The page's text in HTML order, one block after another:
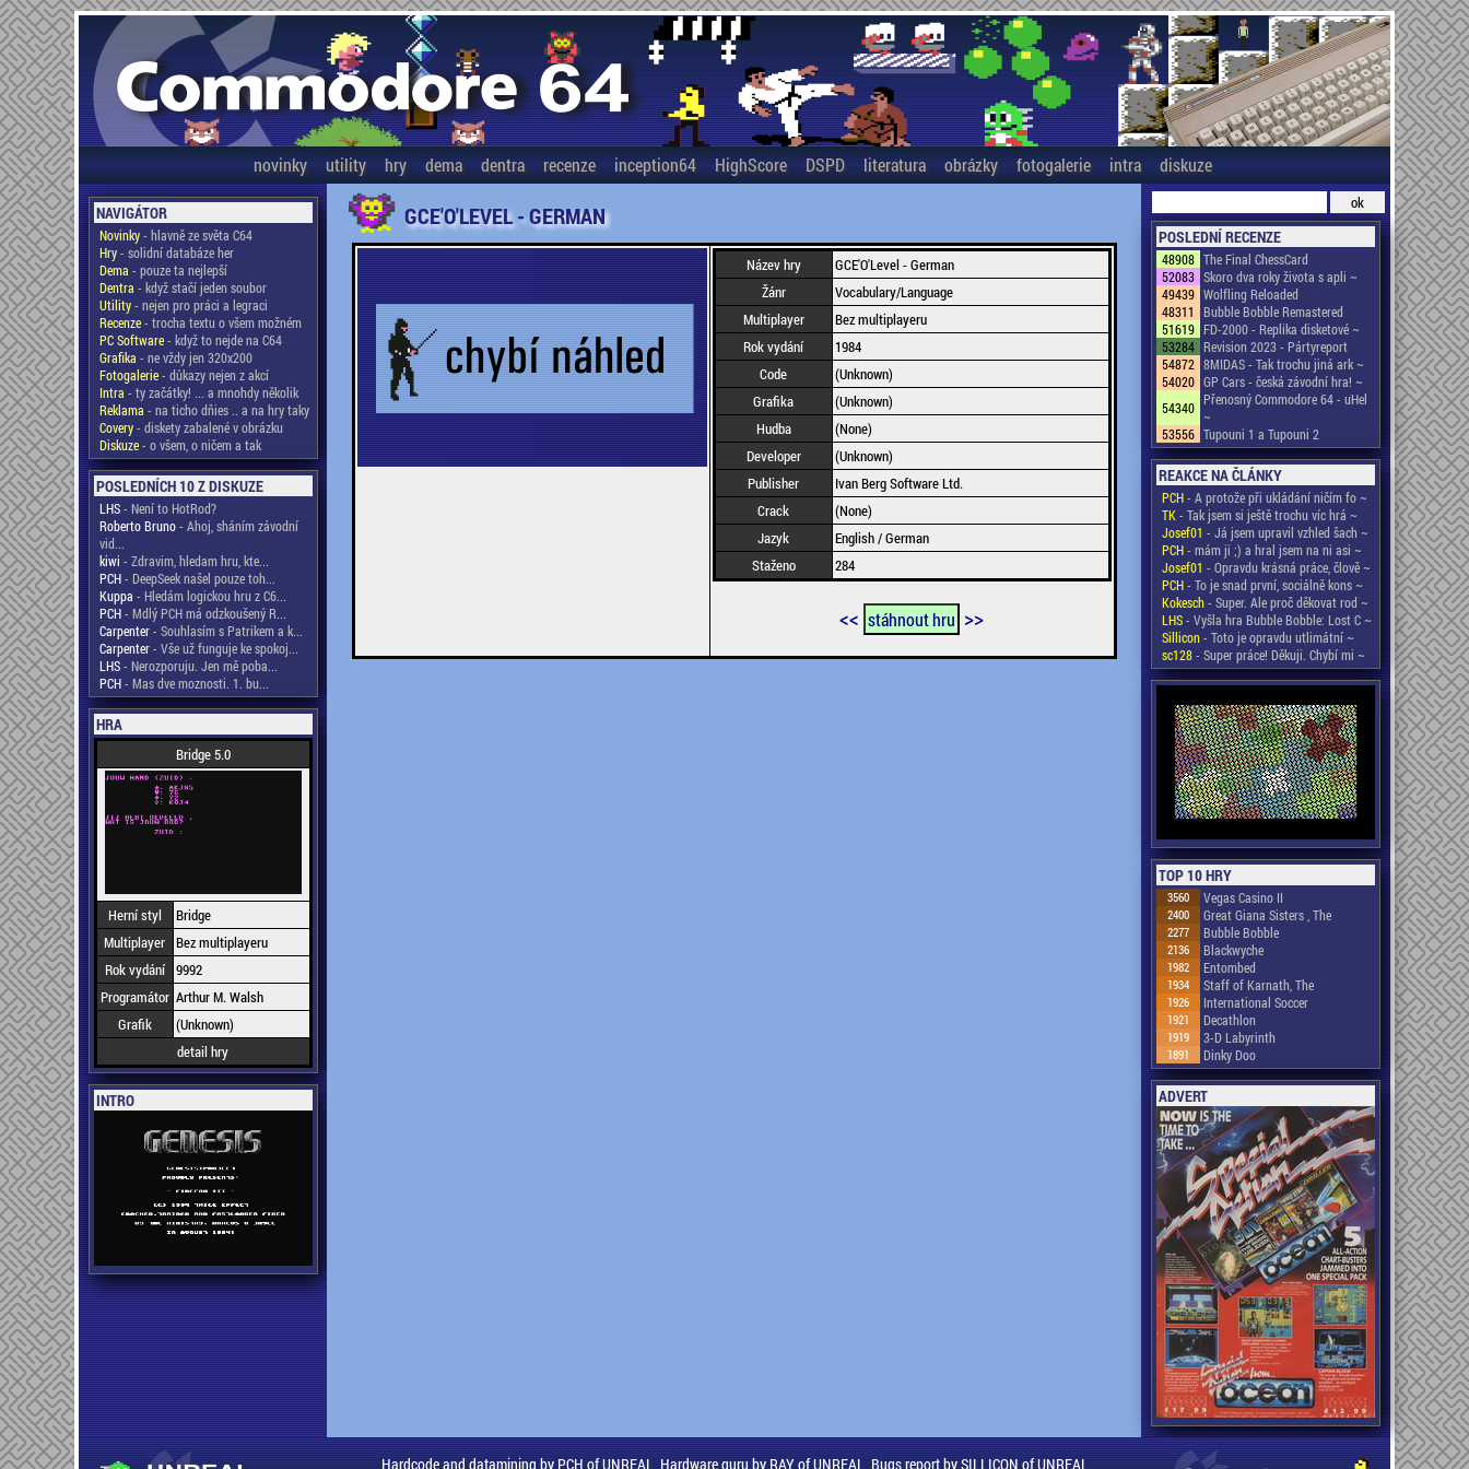
novinky utility hry dema dentra recenze inception64 HighScore DSPD literatura obrázky fotogalerie intra diskuze
NAVIGÁTOR
Novinky- hlavně ze světa C64
Hry- solidní databáze her
Dema - pouze ta nejlepší
Dentra - když stačí jeden soubor
Utility- nejen pro práci a legraci
Recenze- trocha textu o všem možném
PC Software- když to nejde na C64
Grafika - ne vždy jen 320x200
Fotogalerie- důkazy nejen z akcí
Intra - ty začátky! ... a mnohdy několik
Reklama - na ticho dňies .. a na hry taky
Covery- diskety zabalené v obrázku
Diskuze- o všem, o ničem a tak
POSLEDNÍCH 10 Z DISKUZE
LHS- Není to HotRod?
Roberto Bruno- Ahoj, sháním závodní
vid...
kiwi - Zdravim, hledam hru, kte...
PCH- DeepSeek našel pouze toh...
Kuppa - Hledám logickou hru z C6...
PCH- Mdlý PCH má odzkoušený R...
Carpenter- Souhlasím s Patrikem a k...
Carpenter- Vše už funguje ke spokoj...
LHS- Nerozporuju. Jen mě poba...
PCH- Mas dve moznosti. 1. bu...
HRA
Bridge 5.0
Herní styl
Bridge
Multiplayer Bez multiplayeru
Rok vydání 9992
Programátor Arthur M. Walsh
Grafik
(Unknown)
detail hry
INTRO
GCE'O'LEVEL - GERMAN
Název hry
GCE'O'Level - German
Žánr
Vocabulary/Language
Multiplayer
Bez multiplayeru
Rok vydání
1984
Code
(Unknown)
Grafika
(Unknown)
Hudba
(None)
Developer
(Unknown)
Publisher
Ivan Berg Software Ltd.
Crack
(None)
Jazyk
English / German
Staženo
284
<< stáhnout hru >>
POSLEDNÍ RECENZE
48908 The Final ChessCard
52083 Skoro dva roky života s apli ~
49439 Wolfling Reloaded
48311
Bubble Bobble Remastered
51619 FD-2000 - Replika disketové ~
53284 Revision 2023 - Pártyreport
54872 8MIDAS - Tak trochu jiná ark ~
54020 GP Cars - česká závodní hra! ~
54340 Přenosný Commodore 64 - uHel
~
53556 Tupouni 1 a Tupouni 2
REAKCE NA ČLÁNKY
PCH- A protože při ukládání ničím fo ~
TK- Tak jsem si ještě trochu víc hrá ~
Josef01 - Já jsem upravil vzhled šach ~
PCH- mám ji ;) a hral jsem na ni asi ~
Josef01 - Opravdu krásná práce, člově ~
PCH- To je snad první, sociálně kons ~
Kokesch- Super. Ale proč děkovat rod ~
LHS- Vyšla hra Bubble Bobble: Lost C ~
Sillicon- Toto je opravdu utlimátní ~
sc128- Super práce! Děkuji. Chybí mi ~
TOP 10 HRY
3560 Vegas Casino II
2400 Great Giana Sisters , The
2277 Bubble Bobble
2136 Blackwyche
1982 Entombed
1934 Staff of Karnath, The
1926 International Soccer
1921 Decathlon
1919 3-D Labyrinth
1891 Dinky Doo
ADVERT
Hardcode and datamining by PCH of UNREAL, Hardware guru by RAY of UNREAL, Bugs report by SILLICON of UNREAL